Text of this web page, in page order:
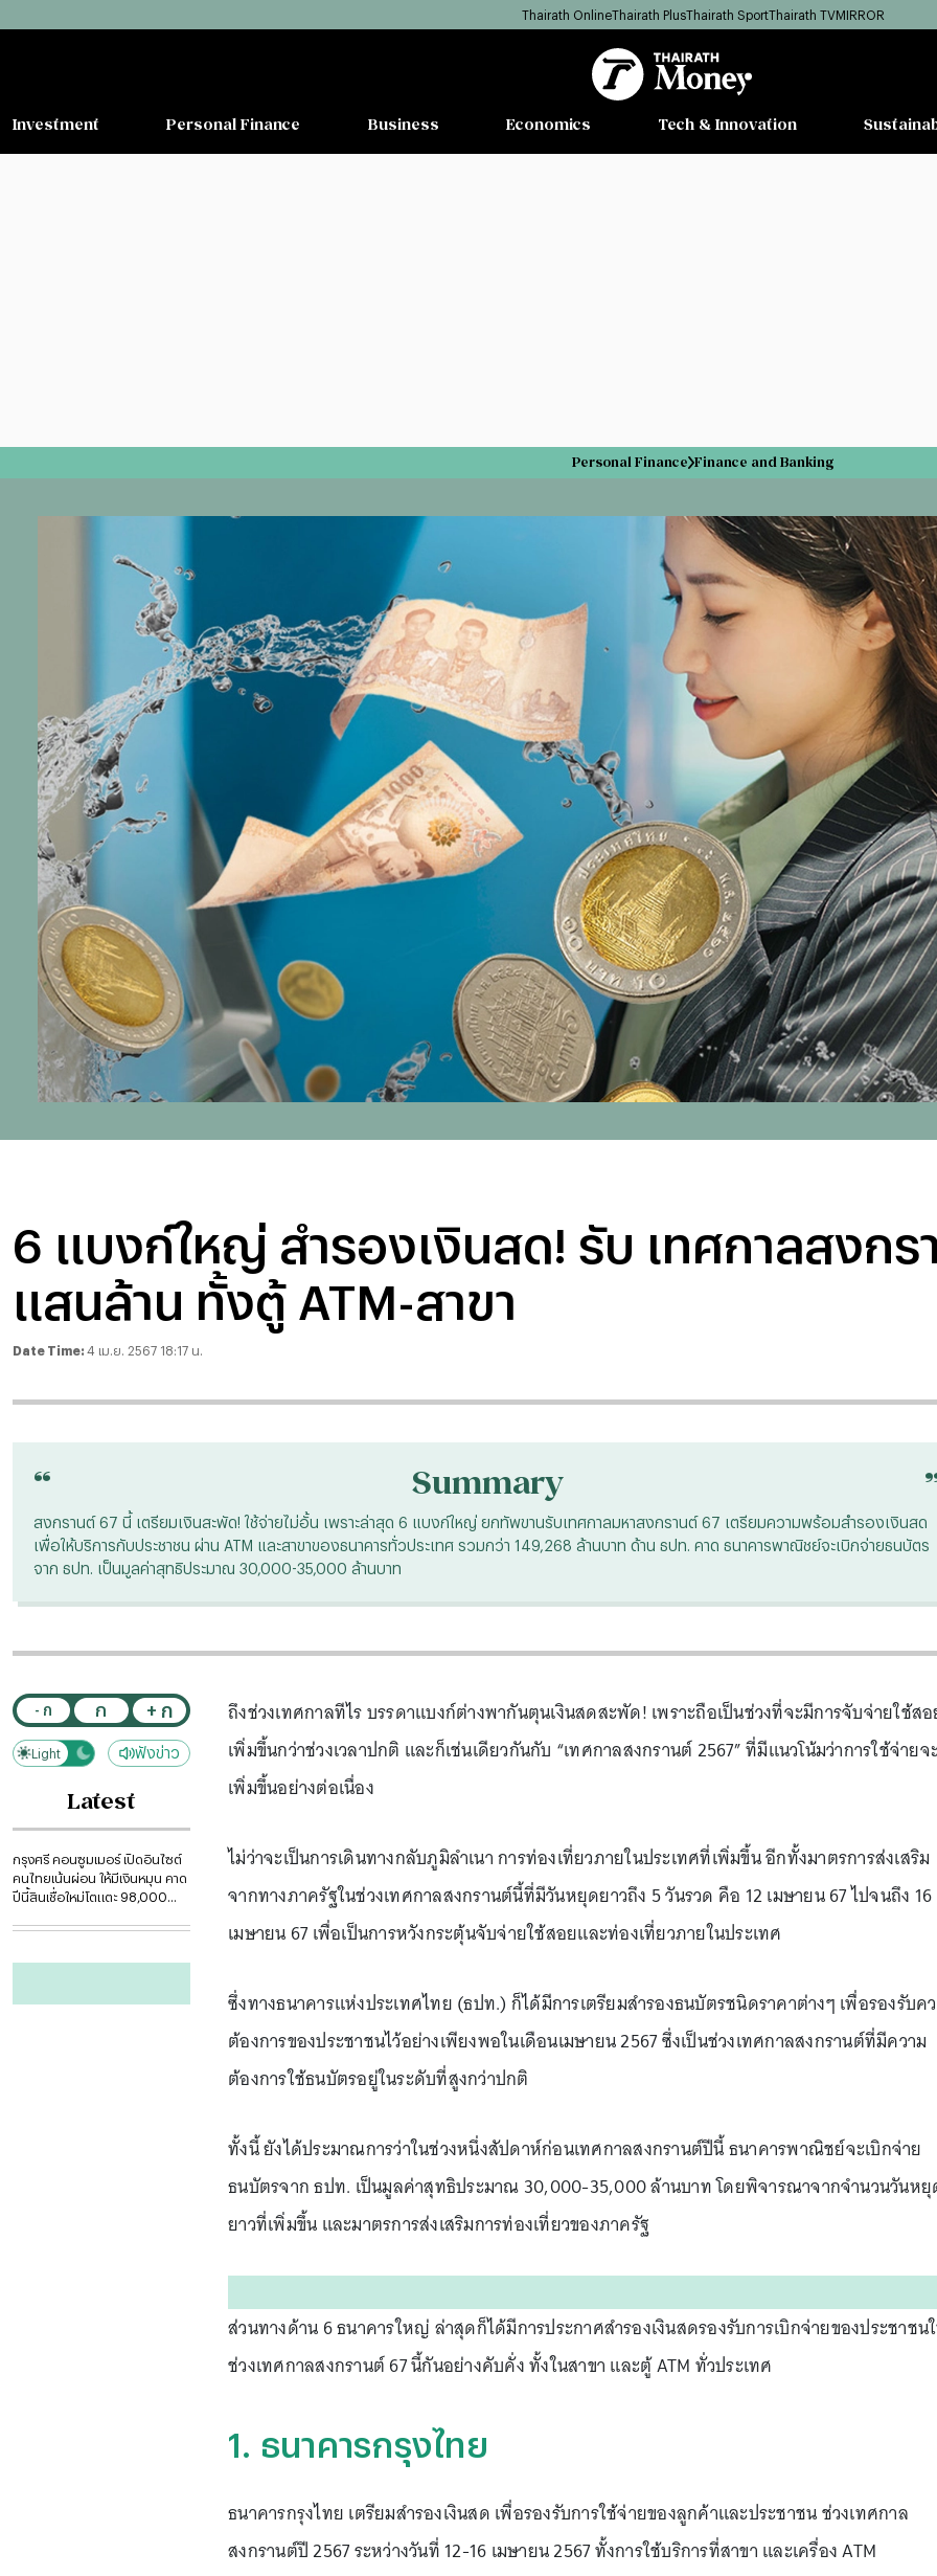
Thairath OnlineThairath PlusThairath SportThairath TVMIRROR
Investment Personal Finance Business Economics Tech & Innovation
Personal Finance Finance and Banking
6 แบงก์ใหญ่ สำรองเงินสด! รับ เทศกาลสงกร
แสนล้าน ทั้งตู้ ATM-สาขา
Date Time: 4 เม.ย. 2567 18:17 น.
“ Summary
สงกรานต์ 67 นี้ เตรียมเงินสะพัด! ใช้จ่ายไม่อั้น เพราะล่าสุด 6 แบงก์ใหญ่ ยกทัพขานรับเทศกาลมหาสงกรานต์ 67 เตรียมความพร้อมสำรองเงินสด
เพื่อให้บริการกับประชาชน ผ่าน ATM และสาขาของธนาคารทั่วประเทศ รวมกว่า 149,268 ล้านบาท ด้าน ธปท. คาด ธนาคารพาณิชย์จะเบิกจ่ายธนบัตร
จาก ธปท. เป็นมูลค่าสุทธิประมาณ 30,000-35,000 ล้านบาท
- ก ก + ก
Dark
Light ฟังข่าว
Latest
กรุงศรี คอนซูมเมอร์ เปิดอินไซต์
คนไทยเน้นผ่อน ให้มีเงินหมุน คาด
ปีนี้สินเชื่อใหม่โตแตะ 98,000
ถึงช่วงเทศกาลทีไร บรรดาแบงก์ต่างพากันตุนเงินสดสะพัด! เพราะถือเป็นช่วงที่จะมีการจับจ่ายใช้ส
เพิ่มขึ้นกว่าช่วงเวลาปกติ และก็เช่นเดียวกันกับ “เทศกาลสงกรานต์ 2567” ที่มีแนวโน้มว่าการใช้จ่ายจ
เพิ่มขึ้นอย่างต่อเนื่อง
ไม่ว่าจะเป็นการเดินทางกลับภูมิลำเนา การท่องเที่ยวภายในประเทศที่เพิ่มขึ้น อีกทั้งมาตรการส่งเสริม
จากทางภาครัฐในช่วงเทศกาลสงกรานต์นี้ที่มีวันหยุดยาวถึง 5 วันรวด คือ 12 เมษายน 67 ไปจนถึง 16
เมษายน 67 เพื่อเป็นการหวังกระตุ้นจับจ่ายใช้สอยและท่องเที่ยวภายในประเทศ
ซึ่งทางธนาคารแห่งประเทศไทย (ธปท.) ก็ได้มีการเตรียมสำรองธนบัตรชนิดราคาต่างๆ เพื่อรองรับค
ต้องการของประชาชนไว้อย่างเพียงพอในเดือนเมษายน 2567 ซึ่งเป็นช่วงเทศกาลสงกรานต์ที่มีความ
ต้องการใช้ธนบัตรอยู่ในระดับที่สูงกว่าปกติ
ทั้งนี้ ยังได้ประมาณการว่าในช่วงหนึ่งสัปดาห์ก่อนเทศกาลสงกรานต์ปีนี้ ธนาคารพาณิชย์จะเบิกจ่าย
ธนบัตรจาก ธปท. เป็นมูลค่าสุทธิประมาณ 30,000-35,000 ล้านบาท โดยพิจารณาจากจำนวนวันห
ยาวที่เพิ่มขึ้น และมาตรการส่งเสริมการท่องเที่ยวของภาครัฐ
ส่วนทางด้าน 6 ธนาคารใหญ่ ล่าสุดก็ได้มีการประกาศสำรองเงินสดรองรับการเบิกจ่ายของประชาชน
ช่วงเทศกาลสงกรานต์ 67 นี้กันอย่างคับคั่ง ทั้งในสาขา และตู้ ATM ทั่วประเทศ
1. ธนาคารกรุงไทย
ธนาคารกรุงไทย เตรียมสำรองเงินสด เพื่อรองรับการใช้จ่ายของลูกค้าและประชาชน ช่วงเทศกาล
สงกรานต์ปี 2567 ระหว่างวันที่ 12-16 เมษายน 2567 ทั้งการใช้บริการที่สาขา และเครื่อง ATM